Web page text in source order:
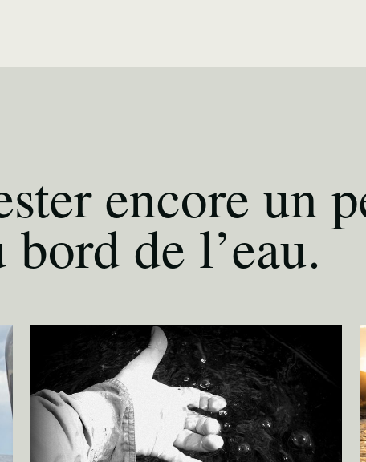
encore un
bord de l’eau.